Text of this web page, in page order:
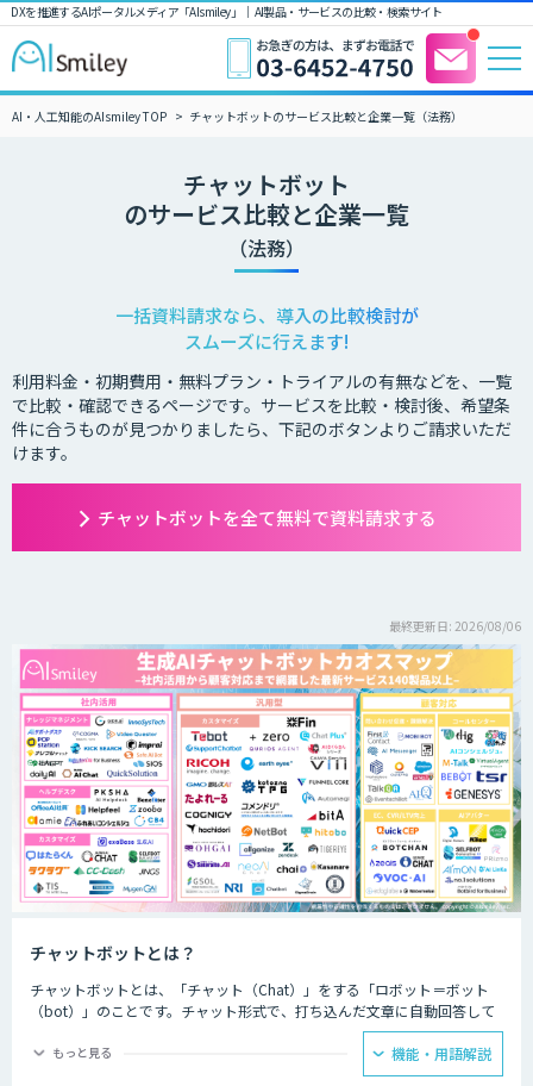
DXを推進するAIポータルメディア「AIsmiley」｜ AI製品・サービスの比較・検索サイト
AI・人工知能のAIsmiley TOP チャットボットのサービス比較と企業一覧（法務）
チャットボット
のサービス比較と企業一覧
（法務）
一括資料請求なら、導入の比較検討が
スムーズに行えます!
利用料金・初期費用・無料プラン・トライアルの有無などを、一覧
で比較・確認できるページです。サービスを比較・検討後、希望条
件に合うものが見つかりましたら、下記のボタンよりご請求いただ
けます。
チャットボットを全て無料で資料請求する
最終更新日: 2026/08/06
チャットボットとは？
チャットボットとは、「チャット（Chat）」をする「ロボット＝ボット
（bot）」のことです。チャット形式で、打ち込んだ文章に自動回答して
チャットボットは、大きく分けると「AI型」と「シナリオ型」という2つ
もっと見る 機能・用語解説